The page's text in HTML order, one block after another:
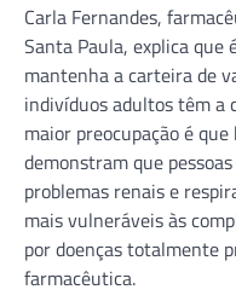
Carla Fernandes,
Santa Paula, explica que
mantenha a carteira de
indivíduos adultos têm a
maior preocupação é
demonstram que
problemas renais e
mais vulneráveis às
por doenças totalmente
farmacêutica.